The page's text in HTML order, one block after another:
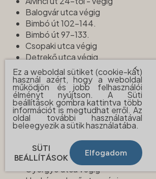
Balogvár utca végig
Bimbó út 102-144.
Bimbó út 97-133.
Csopaki utca végig
Detrekő utca végig
Endrődi köz végig
Endrődi Sándor utca 1-től 27-ig
Endrődi Sándor utca 2-24-ig
Fillér lépcső végig
Fillér utca 54-től- végig
Fillér utca 57-től- végig
Gábor Áron utca 13-49.
Gábor Áron utca 20-80.
Gyergyó utca végig
Ez a weboldal sütiket (cookie-kat)
használ azért, hogy a weboldal
működjön és jobb felhasználói
élményt nyújtson. A Süti
beállítások gombra kattintva több
információt is megtudhat erről. Az
oldal további használatával
beleegyezik a sütik használatába.
SÜTI
BEÁLLÍTÁSOK
Elfogadom